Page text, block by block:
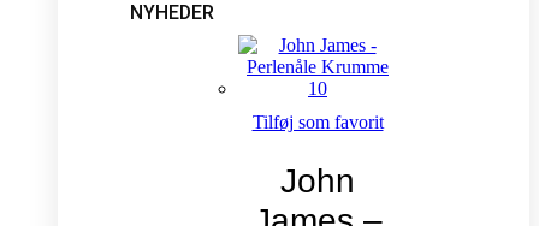
NYHEDER
Tilføj som favorit
John